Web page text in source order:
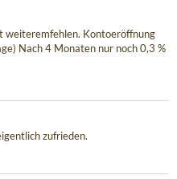
weiteremfehlen. Kontoeröffnung
Nach 4 Monaten nur noch 0,3 %
zufrieden.